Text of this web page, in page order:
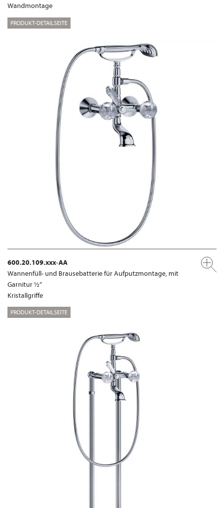
Wandmontage
PRODUKT-DETAILSEITE
600.20.109.xxx-AA
Wannenfüll- und Brausebatterie für Aufputzmontage, mit
Garnitur ½“
Kristallgriffe
PRODUKT-DETAILSEITE